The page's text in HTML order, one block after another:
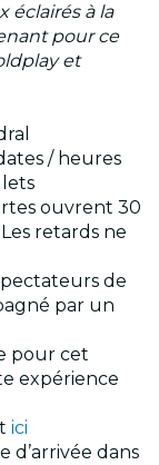
éclairés à la
pour ce
et
/ heures
ouvrent 30
retards ne
de
par un
pour cet
expérience
ici
d’arrivée dans